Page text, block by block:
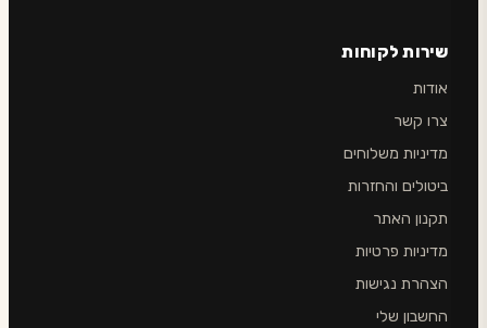
שירות לקוחות
אודות
צרו קשר
מדיניות משלוחים
ביטולים והחזרות
תקנון האתר
מדיניות פרטיות
הצהרת נגישות
החשבון שלי